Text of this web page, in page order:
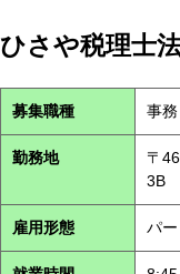
ひさや税理士
募集職種 事務
勤務地
〒
3B
雇用形態 パ